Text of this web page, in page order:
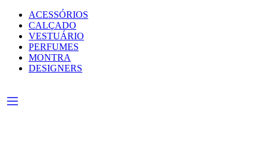
ACESSÓRIOS
CALÇADO
VESTUÁRIO
PERFUMES
MONTRA
DESIGNERS